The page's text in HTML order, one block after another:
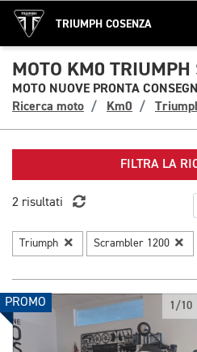
TRIUMPH COSENZA
MOTO KM0
MOTO NUOVE PRONTA
Ricerca moto
Km0
FILTRA LA
2 risultati
Triumph Scrambler 1200
PROMO 1/10